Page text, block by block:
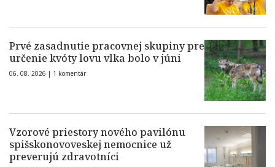
Prvé zasadnutie pracovnej skupiny pre
určenie kvóty lovu vlka bolo v júni
06. 08. 2026 | 1 komentár
Vzorové priestory nového pavilónu
spišskonovoveskej nemocnice už
preverujú zdravotníci